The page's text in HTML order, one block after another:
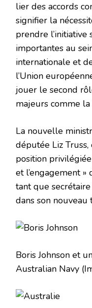
lier des accords
signifier la
prendre l’initiative
importantes au
internationale et
l’Union
jouer le second
majeurs comme la
La nouvelle
députée Liz
position
et l’engagement
tant que
dans son
Boris Johnson et
Australian Navy